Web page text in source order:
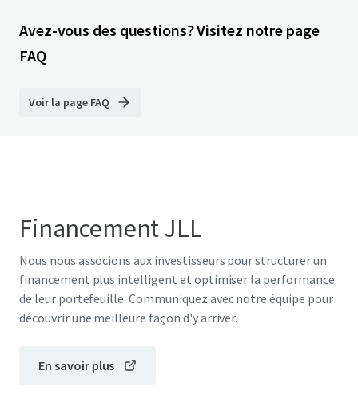
Avez-vous des questions? Visitez notre page
FAQ
Voir la page FAQ
Financement JLL
Nous nous associons aux investisseurs pour structurer un
financement plus intelligent et optimiser la performance
de leur portefeuille. Communiquez avec notre équipe pour
découvrir une meilleure façon d'y arriver.
En savoir plus